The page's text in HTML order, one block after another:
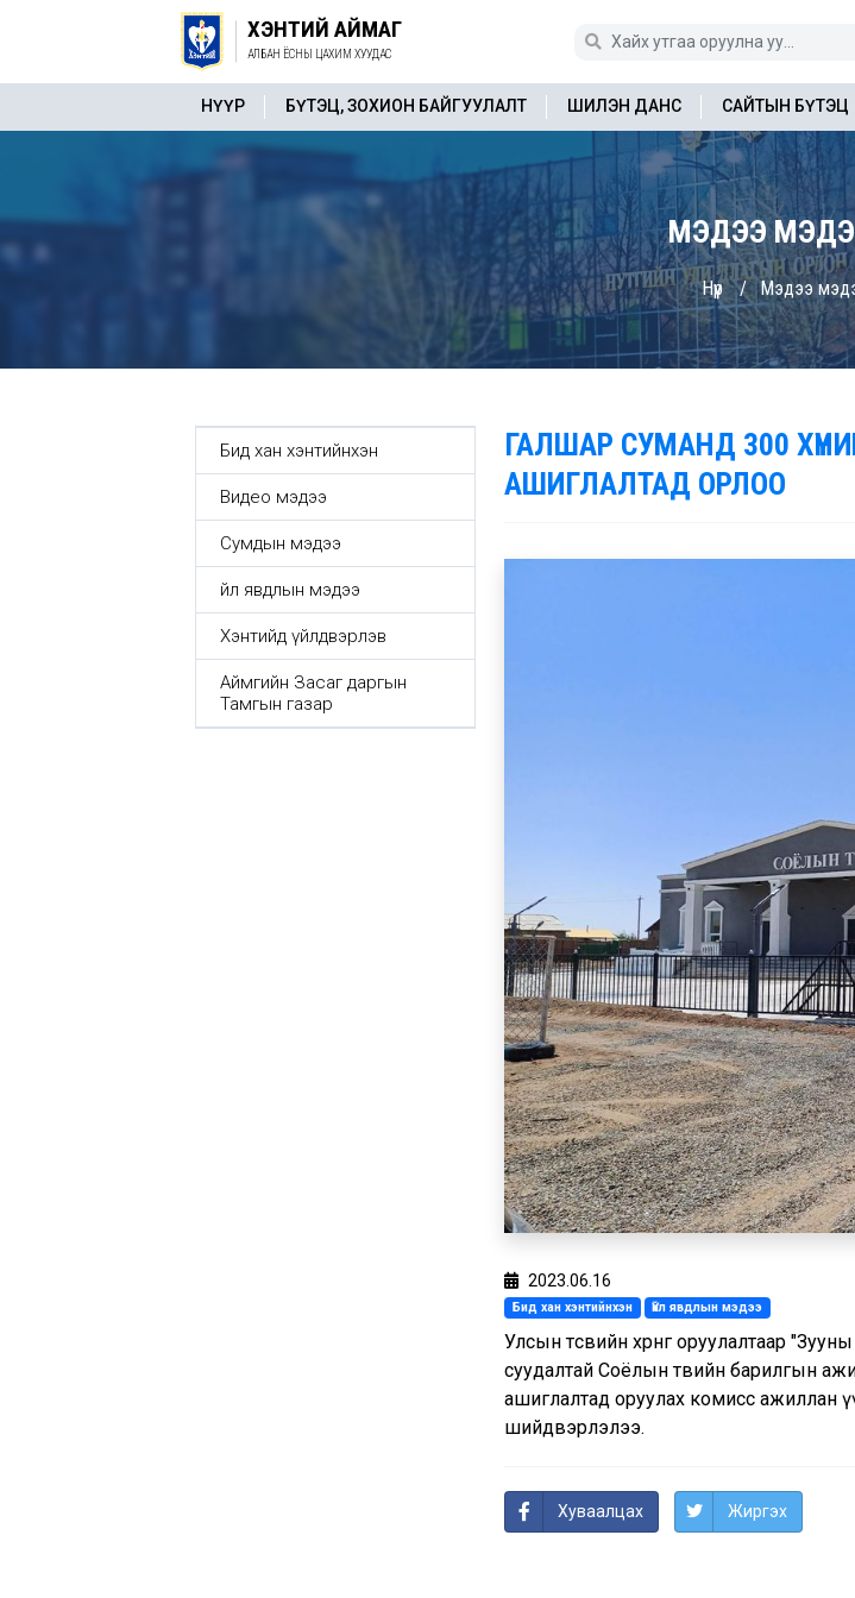
ХЭНТИЙ АЙМАГ
АЛБАН ЁСНЫ ЦАХИМ ХУУДАС
НҮҮР БҮТЭЦ, ЗОХИОН БАЙГУУЛАЛТ ШИЛЭН ДАНС САЙТЫН БҮТЭЦ
МЭДЭЭ
Нүүр Мэдээ
Бид хан хэнтийнхэн
Видео мэдээ
Сумдын мэдээ
Үйл явдлын мэдээ
Хэнтийд үйлдвэрлэв
Аймгийн Засаг даргын
Тамгын газар
ГАЛШАР СУМАНД 300
АШИГЛАЛТАД ОРЛОО
2023.06.16
Бид хан хэнтийнхэн Үйл явдлын мэдээ
Улсын төсвийн хөрөнгө оруулалтаар
суудалтай Соёлын төвийн барилгын
ашиглалтад оруулах комисс ажиллан
шийдвэрлэлээ.
Хуваалцах Жиргэх